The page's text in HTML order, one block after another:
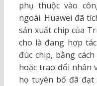
phụ thuộc vào
ngoài. Huawei đã
sản xuất chip của
cho là đang hợp
đúc chip, bằng
hoặc trao đổi nhân
họ tuyên bố đã